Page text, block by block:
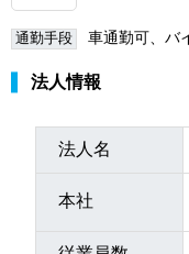
通勤手段 車通勤可、バ
法人情報
法人名
本社